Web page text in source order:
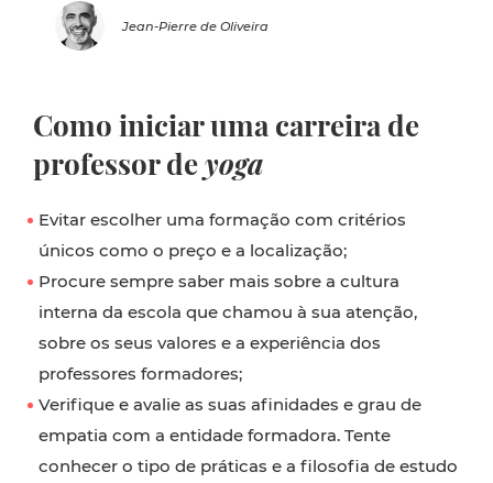
Jean-Pierre de Oliveira
Como iniciar uma carreira de
professor deyoga
Evitar escolher uma formação com critérios
únicos como o preço e a localização;
Procure sempre saber mais sobre a cultura
interna da escola que chamou à sua atenção,
sobre os seus valores e a experiência dos
professores formadores;
Verifique e avalie as suas afinidades e grau de
empatia com a entidade formadora. Tente
conhecer o tipo de práticas e a filosofia de estudo